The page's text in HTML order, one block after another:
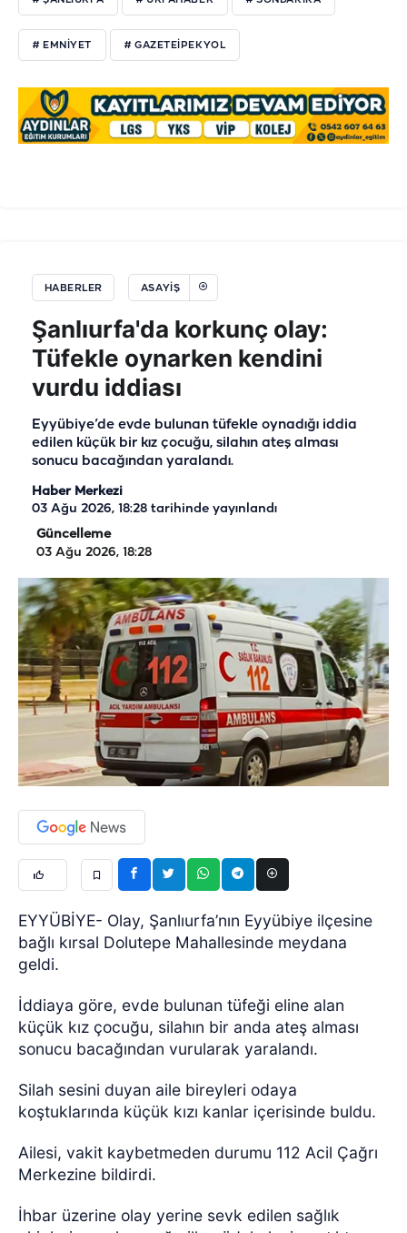
# EMNIYET # GAZETEIPEKYOL
HABERLER ASAYIŞ
Şanlıurfa'da korkunç olay:
Tüfekle oynarken kendini
vurdu iddiası
Eyyübiye’de evde bulunan tüfekle oynadığı iddia
edilen küçük bir kız çocuğu, silahın ateş alması
sonucu bacağından yaralandı.
Haber Merkezi
03 Ağu 2026, 18:28 tarihinde yayınlandı
Güncelleme
03 Ağu 2026, 18:28
EYYÜBİYE- Olay, Şanlıurfa’nın Eyyübiye ilçesine
bağlı kırsal Dolutepe Mahallesinde meydana
geldi.
İddiaya göre, evde bulunan tüfeği eline alan
küçük kız çocuğu, silahın bir anda ateş alması
sonucu bacağından vurularak yaralandı.
Silah sesini duyan aile bireyleri odaya
koştuklarında küçük kızı kanlar içerisinde buldu.
Ailesi, vakit kaybetmeden durumu 112 Acil Çağrı
Merkezine bildirdi.
İhbar üzerine olay yerine sevk edilen sağlık